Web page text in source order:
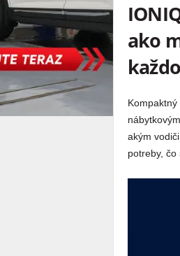
ako
akým
potreby,